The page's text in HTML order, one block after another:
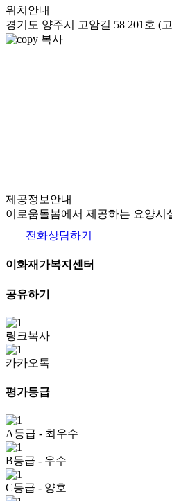
위치안내
경기도 양주시 고암길 58 201호 (
복사
제공정보안내
이로움돌봄에서 제공하는 요양
전화상담하기
이화재가복지센터
공유하기
링크복사
카카오톡
평가등급
A등급 - 최우수
B등급 - 우수
C등급 - 양호